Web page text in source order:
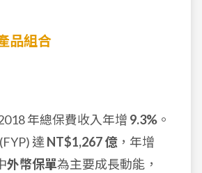
品組合
年總保費收入年增 9.3% 。
達 NT$1,267 億，年增
外幣保單為主要成長動能，